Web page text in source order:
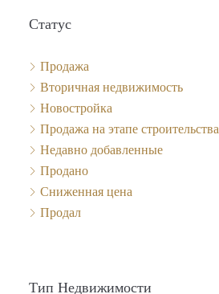
Статус
Продажа
Вторичная недвижимость
Новостройка
Продажа на этапе строительства
Недавно добавленные
Продано
Сниженная цена
Продал
Тип Недвижимости